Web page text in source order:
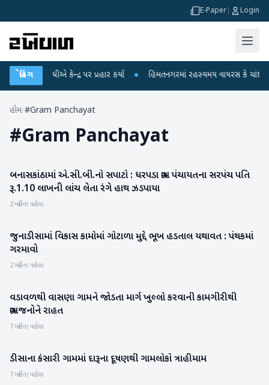
E-Paper Login
બ્રેકિંગ
રાહુલ ગાંધીએ કેન્દ્ર પર પ્રહાર કર્યા ● હિંમતનગરમાં રહસ્યમય વાયરસ કે ચાંદીપુરા?
હોમ/#Gram Panchayat
#Gram Panchayat
બનાસકાંઠા
બનાસકાંઠામાં એ.સી.બી.નો સપાટો : ધરપડા ગ્રામ પંચાયતના સરપંચ પતિ
રૂ.1.10 લાખની લાંચ લેતા રંગે હાથ ઝડપાયા
2 મહિના પહેલા
બનાસકાંઠા
જુનાડીસામાં વિકાસ કામોમાં ગોટાળા મુદ્દે ભૂખ હડતાલ યથાવત : પંથકમાં
ગરમાવો
2 મહિના પહેલા
બનાસકાંઠા
વડાવળથી વાસણા ગામને જોડતા માર્ગ ખુલ્લો કરવાની કામગીરીથી
ગ્રામજનોને રાહત
7 મહિના પહેલા
બનાસકાંઠા
ડીસાના કંસારી ગામમાં દારૂના દૂષણથી ગામલોકો ત્રાહીમામ
7 મહિના પહેલા